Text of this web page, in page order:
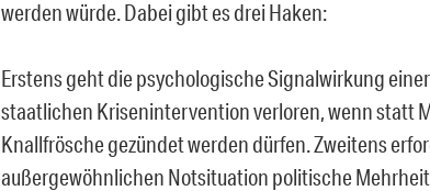
werden würde. Dabei gibt es drei Haken:
Erstens geht die psychologische Signalwirkung
staatlichen Krisenintervention verloren, wenn statt
Knallfrösche gezündet werden dürfen. Zweitens
außergewöhnlichen Notsituation politische